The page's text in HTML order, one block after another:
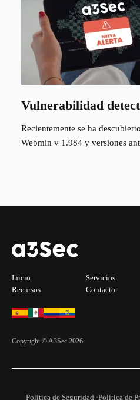
Vulnerabilidad
Recientemente se ha
Webmin v 1.984 y versiones
Inicio Servicios
Recursos
Contacto
Copyright © A3Sec 2026
Política de Seguridad ·Política de